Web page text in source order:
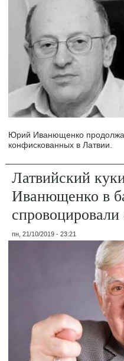
Юрий Иванющенко
конфискованных в Латвии.
Латвийский
Иванющенко в
спровоцировали
пн, 21/10/2019 - 23:21